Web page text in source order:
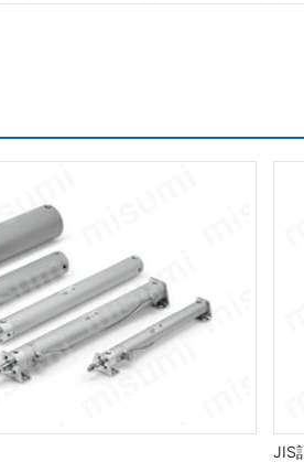
JIS